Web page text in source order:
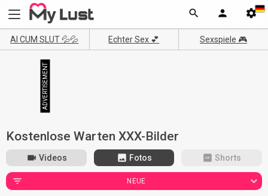
AI CUM SLUT 💦💦 Echter Sex 💕 Sexspiele 🎮
Kostenlose Warten XXX-Bilder
Videos Fotos Shorts
NEUE